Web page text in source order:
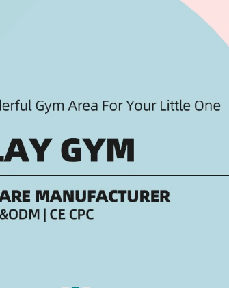
Chúng Tôi Sẽ Gọi Lại Cho
phẩm nào của chúng tôi?
nhà
liệ phụ kiện
Dịch vụ tư vấn quy hoạch thiết thế
bảo dưỡng
Đầu tư thiết kế thi công nội thất trường
non
trí